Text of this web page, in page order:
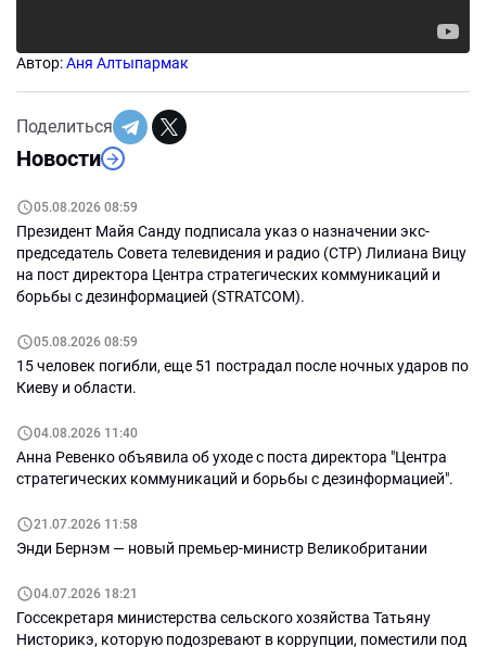
Новости
05.08.2026 08:59
Президент Майя Санду подписала указ о назначении экс-
председатель Совета телевидения и радио (СТР) Лилиана Вицу
на пост директора Центра стратегических коммуникаций и
борьбы с дезинформацией (STRATCOM).
05.08.2026 08:59
15 человек погибли, еще 51 пострадал после ночных ударов по
Киеву и области.
04.08.2026 11:40
Анна Ревенко объявила об уходе с поста директора "Центра
стратегических коммуникаций и борьбы с дезинформацией".
21.07.2026 11:58
Энди Бернэм — новый премьер-министр Великобритании
04.07.2026 18:21
Госсекретаря министерства сельского хозяйства Татьяну
Нисторикэ, которую подозревают в коррупции, поместили под
Автор:Аня Алтыпармак
Поделиться